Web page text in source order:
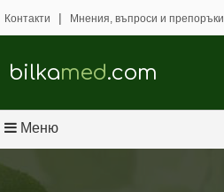
Контакти | Мнения, въпроси и препоръки
bilkamed.com
Меню